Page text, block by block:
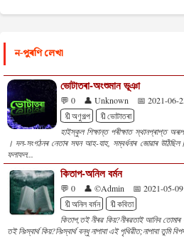
ন-পুৰণি লেখা
ভোটাতৰা-অংশুমান ভূঞা
💬 0 👤 Unknown
📅 2021-06-
🔖অণুগল্প
🔖ভোটাতৰা
হাইস্কুল শিক্ষান্ত পৰীক্ষাত স্থানপ্ৰাপ্ত
। দল-সংগঠনৰ নেতাৰ সঘন আহ-যাহ, সম্বৰ্ধনাৰ জোৱাৰ
ফলাফল...
কিতাপ-অনিল বৰ্মন
💬 0 👤 ©Admin
📅 2021-05-09
🔖অনিল বৰ্মন
🔖কবিতা
কিতাপ,তই নীৰৱ কিয়?নীৰৱতাই আনিব তোমাৰ
তই নিঃস্বাৰ্থ কিয়?নিঃস্বাৰ্থ বন্ধু নাপাবা এই পৃথিৱীত;নাপাবা